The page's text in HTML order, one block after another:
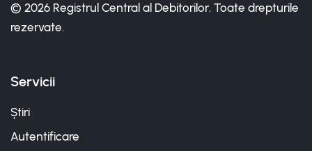
© 2026 Registrul Central al Debitorilor. Toate drepturile
rezervate.
Servicii
Știri
Autentificare